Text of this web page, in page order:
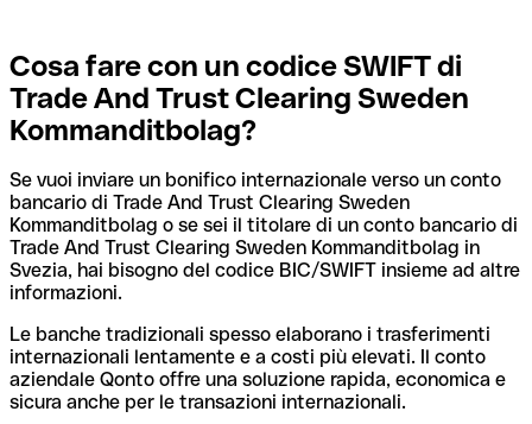
Cosa fare con un codice SWIFT di
Trade And Trust Clearing Sweden
Kommanditbolag?
Se vuoi inviare un bonifico internazionale verso un conto
bancario di Trade And Trust Clearing Sweden
Kommanditbolag o se sei il titolare di un conto bancario di
Trade And Trust Clearing Sweden Kommanditbolag in
Svezia, hai bisogno del codice BIC/SWIFT insieme ad altre
informazioni.
Le banche tradizionali spesso elaborano i trasferimenti
internazionali lentamente e a costi più elevati. Il conto
aziendale Qonto offre una soluzione rapida, economica e
sicura anche per le transazioni internazionali.